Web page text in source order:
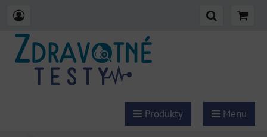
Produkty Menu